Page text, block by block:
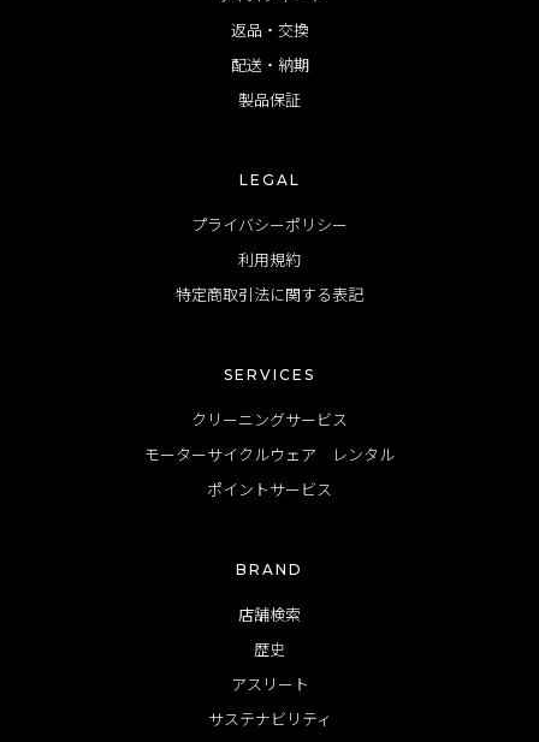
返品・交換
配送・納期
製品保証
LEGAL
プライバシーポリシー
利用規約
特定商取引法に関する表記
SERVICES
クリーニングサービス
モーターサイクルウェア レンタル
ポイントサービス
BRAND
店舗検索
歴史
アスリート
サステナビリティ